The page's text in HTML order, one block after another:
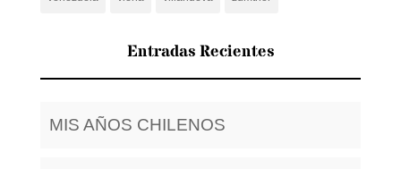
Entradas Recientes
MIS AÑOS CHILENOS